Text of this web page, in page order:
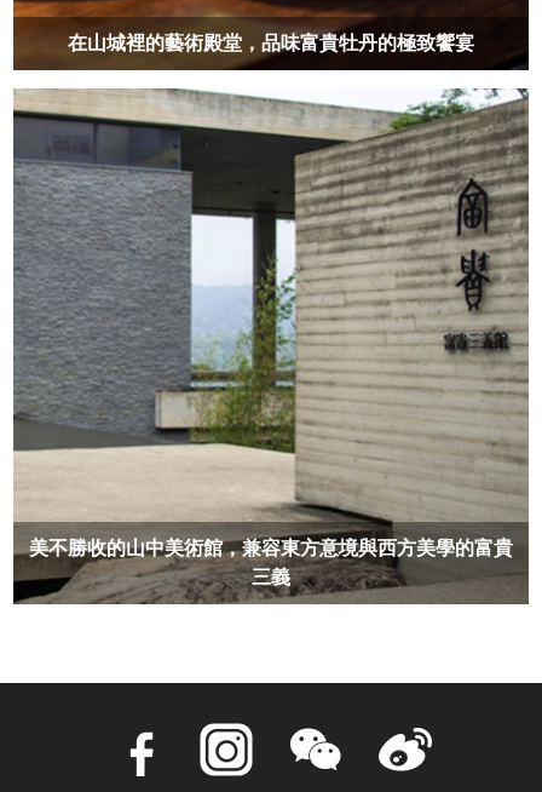
在山城裡的藝術殿堂，品味富貴牡丹的極致饗宴
美不勝收的山中美術館，兼容東方意境與西方美學的富貴
三義